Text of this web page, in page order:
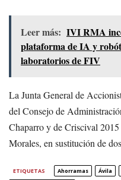
Leer más: IVI RMA
plataforma de IA y
laboratorios de FIV
La Junta General de
del Consejo de
Chaparro y de Criscival
Morales, en sustitución de
ETIQUETAS Ahorramas Ávila